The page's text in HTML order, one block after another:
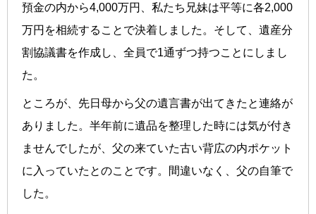
預金の内から4,000万円、私たち兄妹は平等に各2,000
万円を相続することで決着しました。そして、遺産分
割協議書を作成し、全員で1通ずつ持つことにしまし
た。
ところが、先日母から父の遺言書が出てきたと連絡が
ありました。半年前に遺品を整理した時には気が付き
ませんでしたが、父の来ていた古い背広の内ポケット
に入っていたとのことです。間違いなく、父の自筆で
した。